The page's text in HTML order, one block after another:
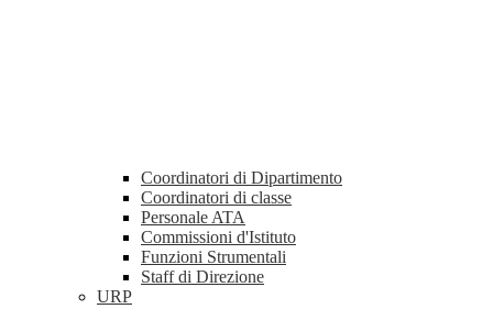
Coordinatori di Dipartimento
Coordinatori di classe
Personale ATA
Commissioni d'Istituto
Funzioni Strumentali
Staff di Direzione
URP